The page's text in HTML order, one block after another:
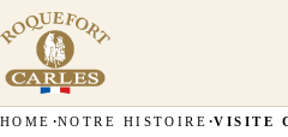
HOME NOTRE HISTOIRE VISITE